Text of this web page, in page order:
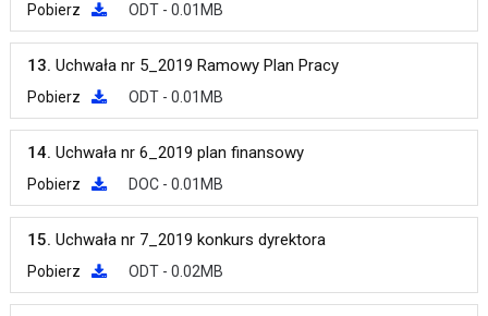
Pobierz ODT - 0.01MB
13. Uchwała nr 5_2019 Ramowy Plan Pracy
Pobierz ODT - 0.01MB
14. Uchwała nr 6_2019 plan finansowy
Pobierz DOC - 0.01MB
15. Uchwała nr 7_2019 konkurs dyrektora
Pobierz ODT - 0.02MB